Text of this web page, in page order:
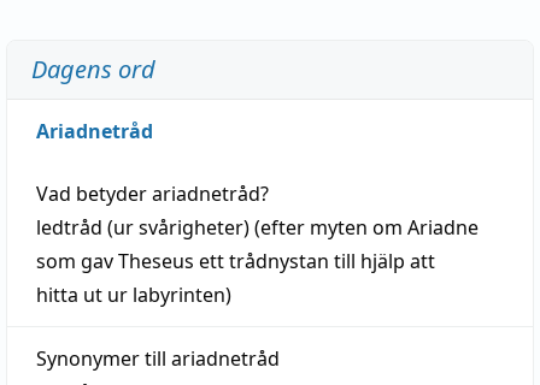
Dagens ord
Ariadnetråd
Vad betyderariadnetråd?
ledtråd (ur svårigheter) (efter myten om Ariadne
som gav Theseus ett trådnystan till hjälp att
hitta ut ur labyrinten)
Synonymer till ariadnetråd